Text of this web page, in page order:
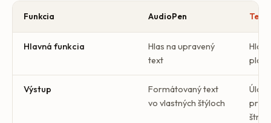
Funkcia AudioPen
Hlavná funkcia
Hlas na upravený
text
Hlas
Výstup
Formátovaný text
vo vlastných štýloch